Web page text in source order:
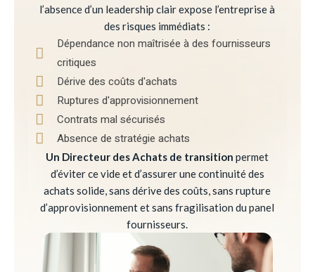
l’absence d’un leadership clair expose l’entreprise à
des risques immédiats :
Dépendance non maîtrisée à des fournisseurs
critiques
Dérive des coûts d'achats
Ruptures d'approvisionnement
Contrats mal sécurisés
Absence de stratégie achats
Un Directeur des Achats de transition permet
d’éviter ce vide et d’assurer une continuité des
achats solide, sans dérive des coûts, sans rupture
d’approvisionnement et sans fragilisation du panel
fournisseurs.